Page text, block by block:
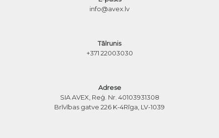
info@avex.lv
Tālrunis
+371 22003030
Adrese
SIA AVEX, Reģ. Nr. 40103931308
Brīvības gatve 226 K-4Rīga, LV-1039